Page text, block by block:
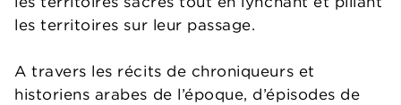
les territoires sur leur passage.
A travers les récits de chroniqueurs et
historiens arabes de l’époque, d’épisodes de